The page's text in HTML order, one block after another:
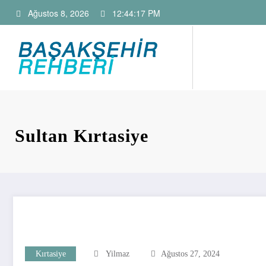
atla
Ağustos 8, 2026 12:44:18 PM
Başakşehir
Sultan Kırtasiye
Kırtasiye Yilmaz Ağustos 27, 2024